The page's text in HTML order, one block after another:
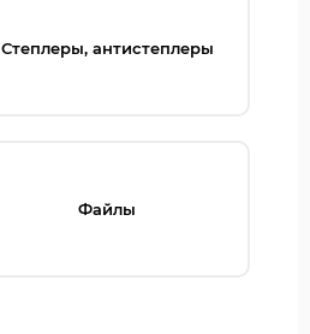
Степлеры, антистеплеры
Файлы